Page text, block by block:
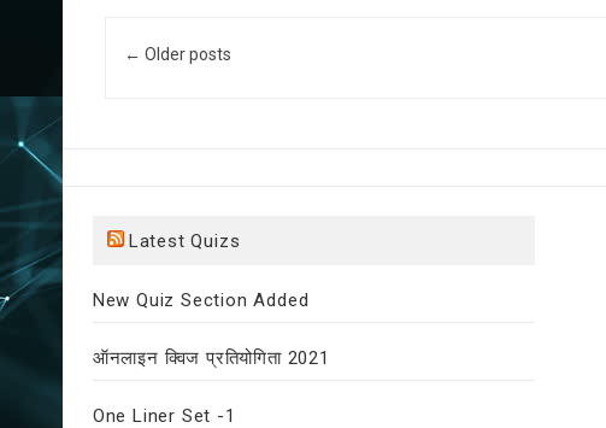
Post navigation
← Older posts
Latest Quizs
New Quiz Section Added
ऑनलाइन क्विज प्रतियोगिता 2021
One Liner Set -1